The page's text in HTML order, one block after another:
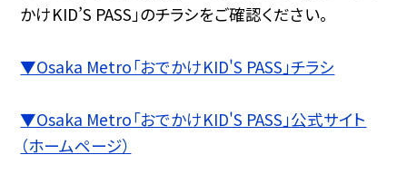
かけKID’S PASS」のチラシをご確認ください。
▼Osaka Metro「おでかけKID'S PASS」チラシ
▼Osaka Metro「おでかけKID'S PASS」公式サイト
（ホームページ）